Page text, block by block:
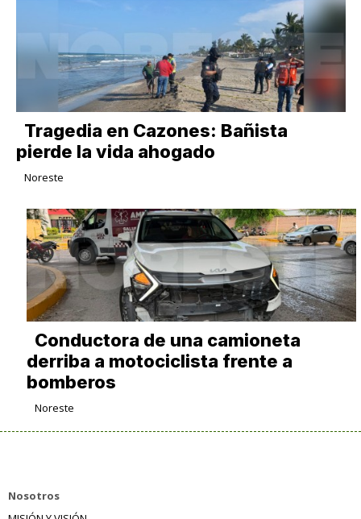
Tragedia en Cazones: Bañista
pierde la vida ahogado
Noreste
Conductora de una camioneta
derriba a motociclista frente a
bomberos
Noreste
Nosotros